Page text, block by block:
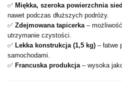
✅ Miękka, szeroka powierzchnia
nawet podczas dłuższych podróży.
✅ Zdejmowana tapicerka– możliwość
utrzymanie czystości.
✅ Lekka konstrukcja (1,5 kg) – łatwe
samochodami.
✅ Francuska produkcja– wysoka